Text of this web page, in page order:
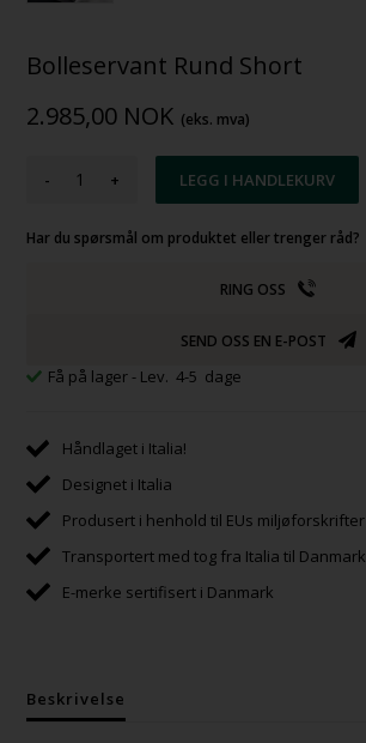
Bolleservant Rund Short
2.985,00 NOK (eks. mva)
- +
Har du spørsmål om produktet eller trenger råd?
RING OSS
SEND OSS EN E-POST
Få på lager - Lev. 4-5 dage
Håndlaget i Italia!
Designet i Italia
Produsert i henhold til EUs miljøforskrifter
Transportert med tog fra Italia til Danmark
E-merke sertifisert i Danmark
Beskrivelse